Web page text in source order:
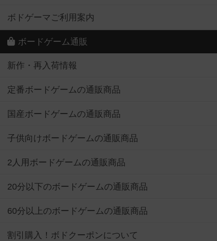
ボドゲーマご利用案内
ボードゲーム通販
新作・再入荷情報
定番ボードゲームの通販商品
国産ボードゲームの通販商品
子供向けボードゲームの通販商品
2人用ボードゲームの通販商品
20分以下のボードゲームの通販商品
60分以上のボードゲームの通販商品
割引購入！ボドクーポンについて